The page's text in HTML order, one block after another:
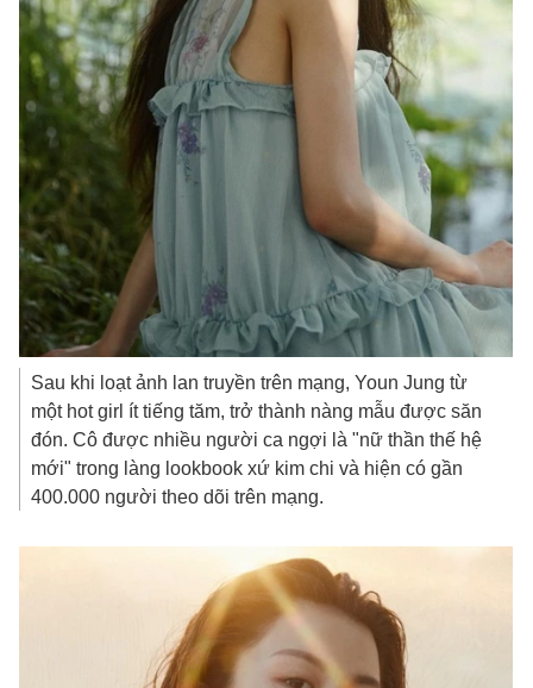
Sau khi loạt ảnh lan truyền trên mạng, Youn Jung từ
một hot girl ít tiếng tăm, trở thành nàng mẫu được săn
đón. Cô được nhiều người ca ngợi là "nữ thần thế hệ
mới" trong làng lookbook xứ kim chi và hiện có gần
400.000 người theo dõi trên mạng.